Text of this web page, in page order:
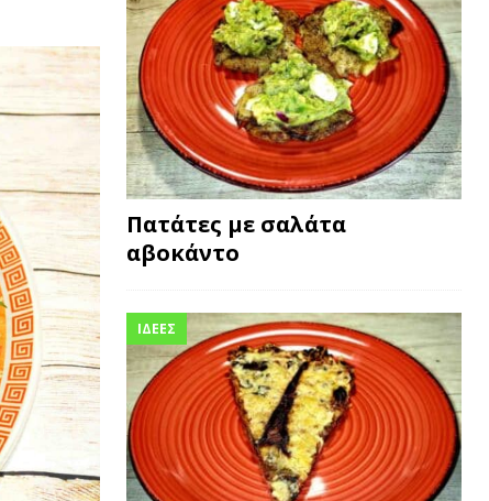
Πατάτες με σαλάτα
αβοκάντο
ΙΔΕΕΣ